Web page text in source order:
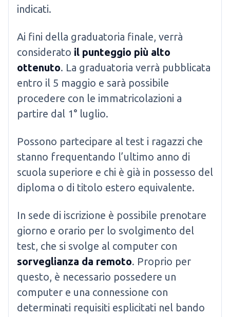
indicati.
Ai fini della graduatoria finale, verrà
considerato il punteggio più alto
ottenuto. La graduatoria verrà pubblicata
entro il 5 maggio e sarà possibile
procedere con le immatricolazioni a
partire dal 1° luglio.
Possono partecipare al test i ragazzi che
stanno frequentando l’ultimo anno di
scuola superiore e chi è già in possesso del
diploma o di titolo estero equivalente.
In sede di iscrizione è possibile prenotare
giorno e orario per lo svolgimento del
test, che si svolge al computer con
sorveglianza da remoto. Proprio per
questo, è necessario possedere un
computer e una connessione con
determinati requisiti esplicitati nel bando